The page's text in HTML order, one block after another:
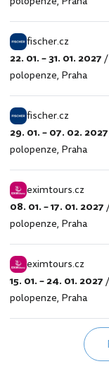
fischer.cz
fischer.cz
22. 01. – 31. 01. 2027/
polopenze, Praha
fischer.cz
fischer.cz
29. 01. – 07. 02. 2027
polopenze, Praha
eximtours.cz
eximtours.cz
08. 01. – 17. 01. 2027
polopenze, Praha
eximtours.cz
eximtours.cz
15. 01. – 24. 01. 2027/
polopenze, Praha